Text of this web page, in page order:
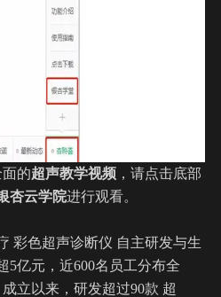
的超声教学视频，请点击底部
杏云学院进行观看。
彩色超声诊断仪 自主研发与生
5亿元，近600名员工分布全
立以来，研发超过90款 超